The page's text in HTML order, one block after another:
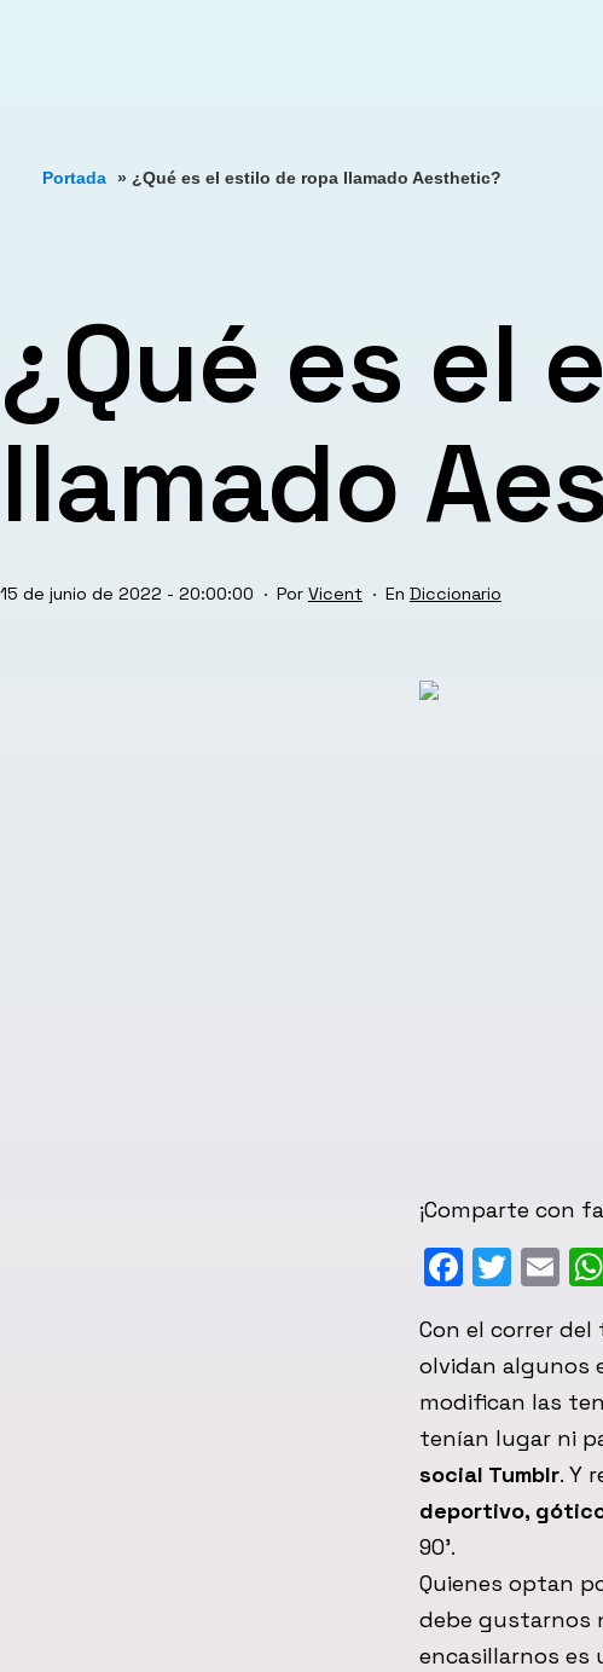
Portada » ¿Qué es el estilo de ropa llamado Aesthetic?
¿Qué es el
llamado
Publicada
15 de junio de 2022 - 20:00:00 Por Vicent
Categorizado
Diccionario
¡Comparte con
Con el correr
olvidan algunos
modifican las
tenían lugar ni
social Tumblr. Y
deportivo,
90’.
Quienes optan
debe gustarnos
encasillarnos es